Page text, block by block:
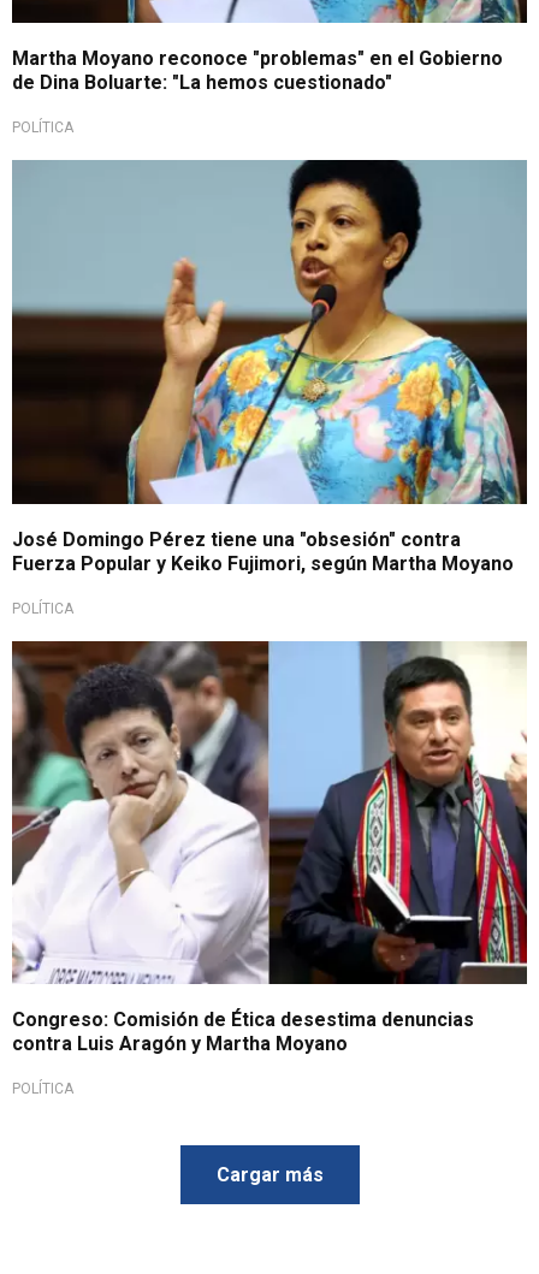
Martha Moyano reconoce "problemas" en el Gobierno
de Dina Boluarte: "La hemos cuestionado"
POLÍTICA
José Domingo Pérez tiene una "obsesión" contra
Fuerza Popular y Keiko Fujimori, según Martha Moyano
POLÍTICA
Congreso: Comisión de Ética desestima denuncias
contra Luis Aragón y Martha Moyano
POLÍTICA
Cargar más